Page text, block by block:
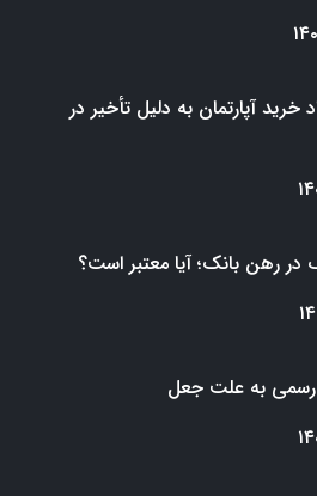
خرید آپارتمان به دلیل تأخیر در
در رهن بانک؛ آیا معتبر است؟
رسمی به علت جعل